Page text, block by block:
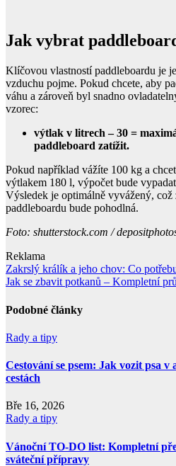
Jak vybrat
Klíčovou vlastností paddleboardu je
vzduchu pojme. Pokud chcete, aby
váhu a zároveň byl snadno
vzorec:
výtlak v litrech – 30 =
paddleboard zatížit.
Pokud například vážíte 100 kg a
výtlakem 180 l, výpočet bude
Výsledek je optimálně vyvážený, což
paddleboardu bude pohodlná.
Foto: shutterstock.com /
Reklama
Navigace
pro
příspěvek
Zakrslý králík a jeho chov: Co
Jak se zbavit potkanů – Kompletní
Podobné články
Rady a tipy
Cestování se psem: Jak vozit psa v
cestách
Bře 16, 2026
Rady a tipy
Vánoční TO-DO list: Kompletní
sváteční přípravy